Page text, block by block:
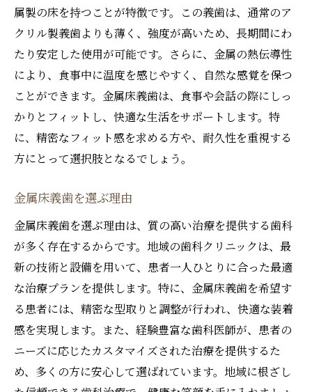
耐久性を実現する材料の選び方
金属床義歯の設計とその技術
フィット感を向上させるための調整方法
長期使用に耐える金属床義歯のケア
実際の使用者からのフィードバック
最新歯科技術で実現する患者に最適な金属床義
歯治療
CAD/CAMシステムによる精密な治療
患者一人ひとりに合わせた治療プラン
技術革新がもたらす金属床義歯の未来
治療期間を短縮するテクノロジー
具体的な症例紹介と結果
金属床義歯で日常生活を快適にする歯科の選び
方
快適な生活を実現する歯科選びのポイント
金属床義歯が日常生活に与える影響
属製の床を持つことが特徴です。この義歯は、通常のア
クリル製義歯よりも薄く、強度が高いため、長期間にわ
たり安定した使用が可能です。さらに、金属の熱伝導性
により、食事中に温度を感じやすく、自然な感覚を保つ
ことができます。金属床義歯は、食事や会話の際にしっ
かりとフィットし、快適な生活をサポートします。特
に、精密なフィット感を求める方や、耐久性を重視する
方にとって選択肢となるでしょう。
金属床義歯を選ぶ理由
金属床義歯を選ぶ理由は、質の高い治療を提供する歯科
が多く存在するからです。地域の歯科クリニックは、最
新の技術と設備を用いて、患者一人ひとりに合った最適
な治療プランを提供します。特に、金属床義歯を希望す
る患者には、精密な型取りと調整が行われ、快適な装着
感を実現します。また、経験豊富な歯科医師が、患者の
ニーズに応じたカスタマイズされた治療を提供するた
め、多くの方に安心して選ばれています。地域に根ざし